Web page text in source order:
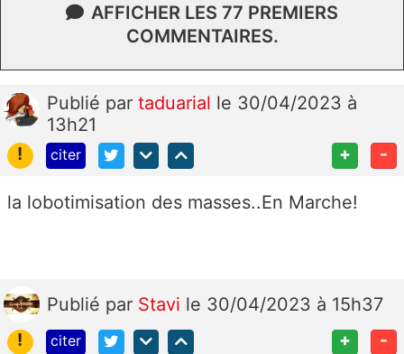
AFFICHER LES 77 PREMIERS
COMMENTAIRES.
Publié par taduarial le 30/04/2023 à
13h21
!
citer + -
la lobotimisation des masses..En Marche!
Publié par Stavi le 30/04/2023 à 15h37
!
citer + -